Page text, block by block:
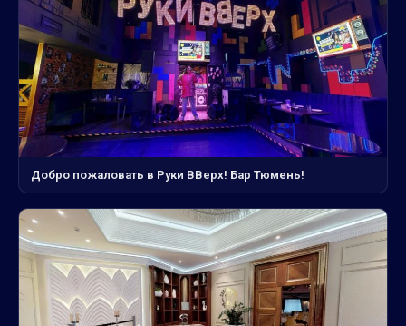
Добро пожаловать в Руки ВВерх! Бар Тюмень!